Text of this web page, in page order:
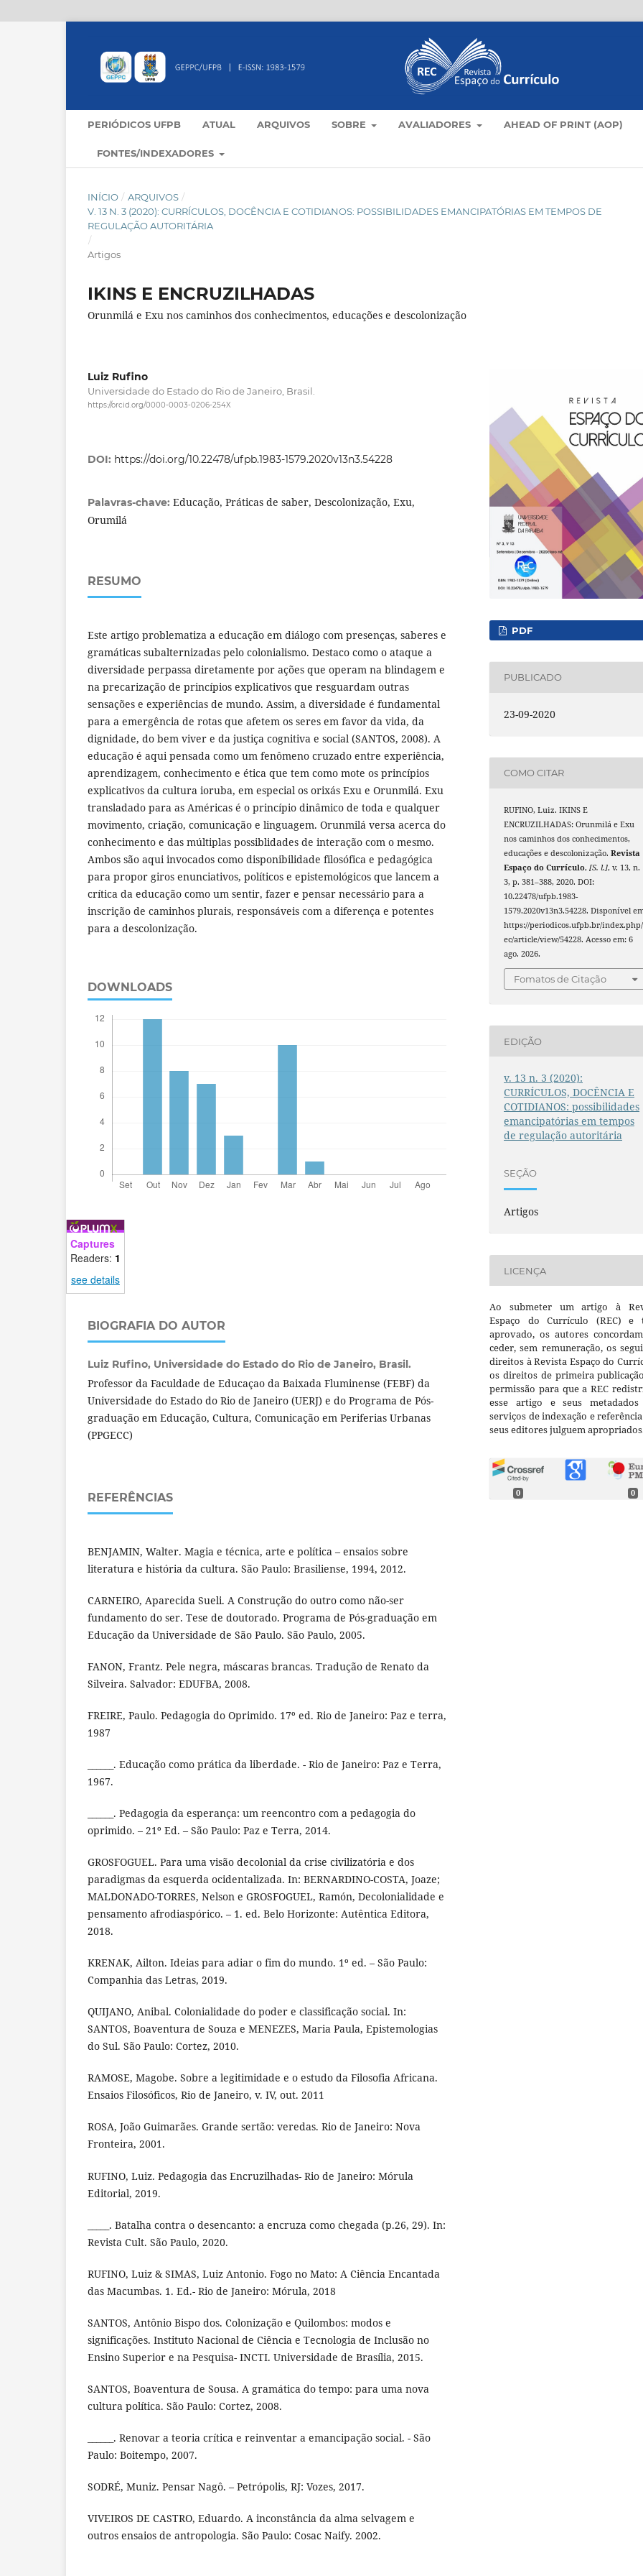
PERIÓDICOS UFPB ATUAL ARQUIVOS SOBRE AVALIADORES AHEAD OF PRINT (AOP)
FONTES/INDEXADORES
INÍCIO / ARQUIVOS /
V. 13 N. 3 (2020): CURRÍCULOS, DOCÊNCIA E COTIDIANOS: POSSIBILIDADES EMANCIPATÓRIAS EM TEMPOS DE
REGULAÇÃO AUTORITÁRIA
/
Artigos
IKINS E ENCRUZILHADAS
Orunmilá e Exu nos caminhos dos conhecimentos, educações e descolonização
Luiz Rufino
Universidade do Estado do Rio de Janeiro, Brasil.
https://orcid.org/0000-0003-0206-254X
DOI: https://doi.org/10.22478/ufpb.1983-1579.2020v13n3.54228
Palavras-chave: Educação, Práticas de saber, Descolonização, Exu,
Orumilá
RESUMO
Este artigo problematiza a educação em diálogo com presenças, saberes e
gramáticas subalternizadas pelo colonialismo. Destaco como o ataque a
diversidade perpassa diretamente por ações que operam na blindagem e
na precarização de princípios explicativos que resguardam outras
sensações e experiências de mundo. Assim, a diversidade é fundamental
para a emergência de rotas que afetem os seres em favor da vida, da
dignidade, do bem viver e da justiça cognitiva e social (SANTOS, 2008). A
educação é aqui pensada como um fenômeno cruzado entre experiência,
aprendizagem, conhecimento e ética que tem como mote os princípios
explicativos da cultura ioruba, em especial os orixás Exu e Orunmilá. Exu
transladado para as Américas é o princípio dinâmico de toda e qualquer
movimento, criação, comunicação e linguagem. Orunmilá versa acerca do
conhecimento e das múltiplas possiblidades de interação com o mesmo.
Ambos são aqui invocados como disponibilidade filosófica e pedagógica
para propor giros enunciativos, políticos e epistemológicos que lancem a
crítica da educação como um sentir, fazer e pensar necessário para a
inscrição de caminhos plurais, responsáveis com a diferença e potentes
para a descolonização.
DOWNLOADS
Captures
Readers: 1
see details
BIOGRAFIA DO AUTOR
Luiz Rufino, Universidade do Estado do Rio de Janeiro, Brasil.
Professor da Faculdade de Educaçao da Baixada Fluminense (FEBF) da
Universidade do Estado do Rio de Janeiro (UERJ) e do Programa de Pós-
graduação em Educação, Cultura, Comunicação em Periferias Urbanas
(PPGECC)
REFERÊNCIAS
BENJAMIN, Walter. Magia e técnica, arte e política – ensaios sobre
literatura e história da cultura. São Paulo: Brasiliense, 1994, 2012.
CARNEIRO, Aparecida Sueli. A Construção do outro como não-ser
fundamento do ser. Tese de doutorado. Programa de Pós-graduação em
Educação da Universidade de São Paulo. São Paulo, 2005.
FANON, Frantz. Pele negra, máscaras brancas. Tradução de Renato da
Silveira. Salvador: EDUFBA, 2008.
FREIRE, Paulo. Pedagogia do Oprimido. 17º ed. Rio de Janeiro: Paz e terra,
1987
______. Educação como prática da liberdade. - Rio de Janeiro: Paz e Terra,
1967.
______. Pedagogia da esperança: um reencontro com a pedagogia do
oprimido. – 21º Ed. – São Paulo: Paz e Terra, 2014.
GROSFOGUEL. Para uma visão decolonial da crise civilizatória e dos
paradigmas da esquerda ocidentalizada. In: BERNARDINO-COSTA, Joaze;
MALDONADO-TORRES, Nelson e GROSFOGUEL, Ramón, Decolonialidade e
pensamento afrodiaspórico. – 1. ed. Belo Horizonte: Autêntica Editora,
2018.
KRENAK, Ailton. Ideias para adiar o fim do mundo. 1º ed. – São Paulo:
Companhia das Letras, 2019.
QUIJANO, Anibal. Colonialidade do poder e classificação social. In:
SANTOS, Boaventura de Souza e MENEZES, Maria Paula, Epistemologias
do Sul. São Paulo: Cortez, 2010.
RAMOSE, Magobe. Sobre a legitimidade e o estudo da Filosofia Africana.
Ensaios Filosóficos, Rio de Janeiro, v. IV, out. 2011
ROSA, João Guimarães. Grande sertão: veredas. Rio de Janeiro: Nova
Fronteira, 2001.
RUFINO, Luiz. Pedagogia das Encruzilhadas- Rio de Janeiro: Mórula
Editorial, 2019.
_____. Batalha contra o desencanto: a encruza como chegada (p.26, 29). In:
Revista Cult. São Paulo, 2020.
RUFINO, Luiz & SIMAS, Luiz Antonio. Fogo no Mato: A Ciência Encantada
das Macumbas. 1. Ed.- Rio de Janeiro: Mórula, 2018
SANTOS, Antônio Bispo dos. Colonização e Quilombos: modos e
significações. Instituto Nacional de Ciência e Tecnologia de Inclusão no
Ensino Superior e na Pesquisa- INCTI. Universidade de Brasília, 2015.
SANTOS, Boaventura de Sousa. A gramática do tempo: para uma nova
cultura política. São Paulo: Cortez, 2008.
______. Renovar a teoria crítica e reinventar a emancipação social. - São
Paulo: Boitempo, 2007.
SODRÉ, Muniz. Pensar Nagô. – Petrópolis, RJ: Vozes, 2017.
VIVEIROS DE CASTRO, Eduardo. A inconstância da alma selvagem e
outros ensaios de antropologia. São Paulo: Cosac Naify. 2002.
PDF
PUBLICADO
23-09-2020
COMO CITAR
RUFINO, Luiz. IKINS E
ENCRUZILHADAS: Orunmilá e Exu
nos caminhos dos conhecimentos,
educações e descolonização.Revista
Espaço do Currículo,[S. l.], v. 13, n.
3, p. 381–388, 2020. DOI:
10.22478/ufpb.1983-
1579.2020v13n3.54228. Disponível
https://periodicos.ufpb.br/
ec/article/view/54228. Acesso em: 6
ago. 2026.
Fomatos de Citação
EDIÇÃO
v. 13 n. 3 (2020):
CURRÍCULOS, DOCÊNCIA E
COTIDIANOS: possibilidades
emancipatórias em tempos
de regulação autoritária
SEÇÃO
Artigos
LICENÇA
Ao submeter um artigo à
Espaço do Currículo (REC) e
aprovado, os autores
ceder, sem remuneração, os
direitos à Revista Espaço do
os direitos de primeira
permissão para que a REC
esse artigo e seus metadados
serviços de indexação e
seus editores julguem
0 0